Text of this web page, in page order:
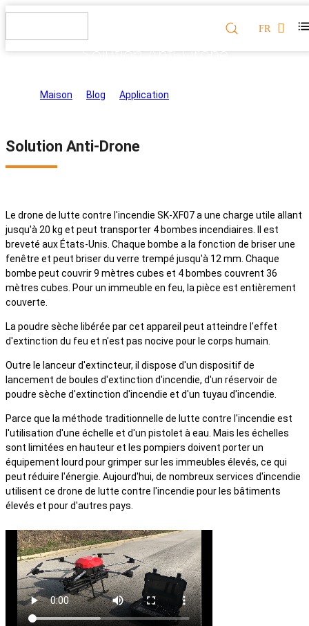
FR
Maison Blog Application
Solution Anti-Drone
Le drone de lutte contre l'incendie SK-XF07 a une charge utile allant
jusqu'à 20 kg et peut transporter 4 bombes incendiaires. Il est
breveté aux États-Unis. Chaque bombe a la fonction de briser une
fenêtre et peut briser du verre trempé jusqu'à 12 mm. Chaque
bombe peut couvrir 9 mètres cubes et 4 bombes couvrent 36
mètres cubes. Pour un immeuble en feu, la pièce est entièrement
couverte.
La poudre sèche libérée par cet appareil peut atteindre l'effet
d'extinction du feu et n'est pas nocive pour le corps humain.
Outre le lanceur d'extincteur, il dispose d'un dispositif de
lancement de boules d'extinction d'incendie, d'un réservoir de
poudre sèche d'extinction d'incendie et d'un tuyau d'incendie.
Parce que la méthode traditionnelle de lutte contre l'incendie est
l'utilisation d'une échelle et d'un pistolet à eau. Mais les échelles
sont limitées en hauteur et les pompiers doivent porter un
équipement lourd pour grimper sur les immeubles élevés, ce qui
peut réduire l'énergie. Aujourd'hui, de nombreux services d'incendie
utilisent ce drone de lutte contre l'incendie pour les bâtiments
élevés et pour d'autres pays.